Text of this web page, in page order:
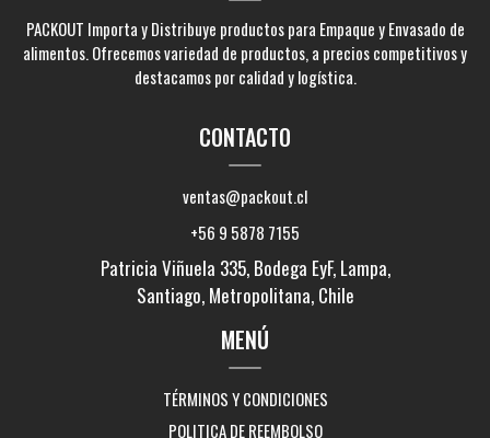
PACKOUT Importa y Distribuye productos para Empaque y Envasado de
alimentos. Ofrecemos variedad de productos, a precios competitivos y
destacamos por calidad y logística.
CONTACTO
ventas@packout.cl
+56 9 5878 7155
Patricia Viñuela 335, Bodega EyF, Lampa,
Santiago, Metropolitana, Chile
MENÚ
TÉRMINOS Y CONDICIONES
POLITICA DE REEMBOLSO